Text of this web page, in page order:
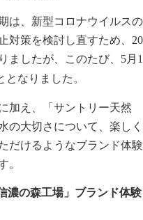
は、新型コロナウイルスの
対策を検討し直すため、20
ましたが、このたび、5月1
なりました。
加え、「サントリー天然
の大切さについて、楽しく
だけるようなブランド体験
。
濃の森工場」ブランド体験